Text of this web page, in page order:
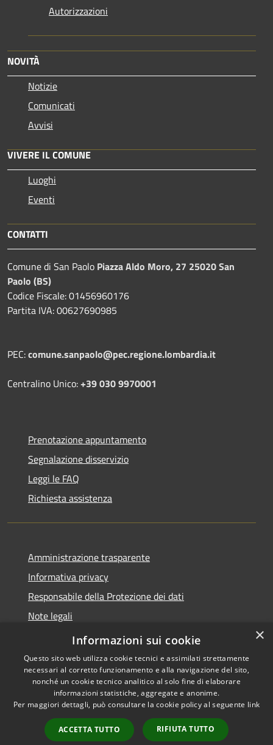
Autorizzazioni
NOVITÀ
Notizie
Comunicati
Avvisi
VIVERE IL COMUNE
Luoghi
Eventi
CONTATTI
Comune di San Paolo Piazza Aldo Moro, 27 25020 San
Paolo (BS)
Codice Fiscale: 01456960176
Partita IVA: 00627690985
PEC:comune.sanpaolo@pec.regione.lombardia.it
Centralino Unico:+39 030 9970001
Prenotazione appuntamento
Segnalazione disservizio
Leggi le FAQ
Richiesta assistenza
Amministrazione trasparente
Informativa privacy
Responsabile della Protezione dei dati
Note legali
Dichiarazione di accessibilità
Accessibilità
Copyright © 2026 • Comune di
San Paolo • Powered by
Municipium•
Accesso
redazione
×
Informazioni sui cookie
Questo sito web utilizza cookie tecnici e assimilati strettamente
necessari al corretto funzionamento e alla navigazione del sito,
nonché un cookie tecnico analitico al solo fine di elaborare
informazioni statistiche, aggregate e anonime.
Per maggiori dettagli, può consultare la cookie policy al seguente link
ACCETTA TUTTO RIFIUTA TUTTO